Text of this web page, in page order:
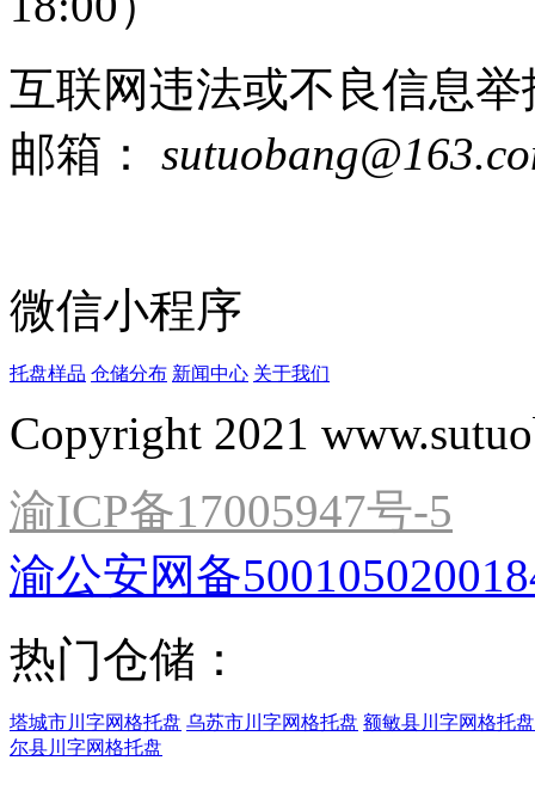
互联网违法或不良信息
邮箱：
微信小程序
托盘样品 仓储分布 新闻中心 关于我们
Copyright 2021
渝ICP备17005947号-5
渝公安网备
热门仓储：
塔城市川字网格托盘 乌苏市川字网格托盘 额敏县川字网格托盘
尔县川字网格托盘